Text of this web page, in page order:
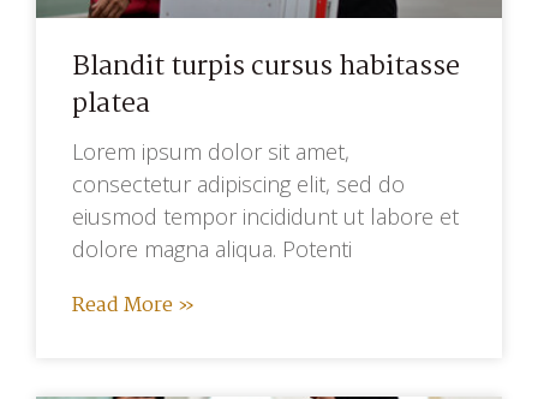
Blandit turpis cursus habitasse
platea
Lorem ipsum dolor sit amet,
consectetur adipiscing elit, sed do
eiusmod tempor incididunt ut labore et
dolore magna aliqua. Potenti
Read More »